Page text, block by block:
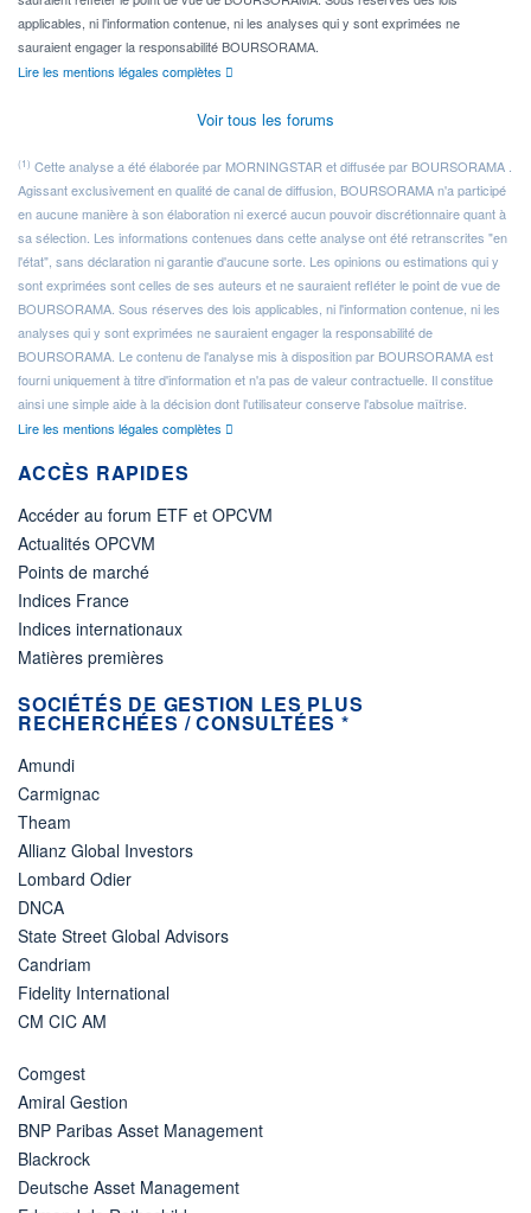
applicables, ni l'information contenue, ni les analyses qui y sont exprimées ne
sauraient engager la responsabilité BOURSORAMA.
Lire les mentions légales complètes
Voir tous les forums
(1) Cette analyse a été élaborée par MORNINGSTAR et diffusée par BOURSORAMA .
Agissant exclusivement en qualité de canal de diffusion, BOURSORAMA n'a participé
en aucune manière à son élaboration ni exercé aucun pouvoir discrétionnaire quant à
sa sélection. Les informations contenues dans cette analyse ont été retranscrites "en
l'état", sans déclaration ni garantie d'aucune sorte. Les opinions ou estimations qui y
sont exprimées sont celles de ses auteurs et ne sauraient refléter le point de vue de
BOURSORAMA. Sous réserves des lois applicables, ni l'information contenue, ni les
analyses qui y sont exprimées ne sauraient engager la responsabilité de
BOURSORAMA. Le contenu de l'analyse mis à disposition par BOURSORAMA est
fourni uniquement à titre d'information et n'a pas de valeur contractuelle. Il constitue
ainsi une simple aide à la décision dont l'utilisateur conserve l'absolue maîtrise.
Lire les mentions légales complètes
ACCÈS RAPIDES
Accéder au forum ETF et OPCVM
Actualités OPCVM
Points de marché
Indices France
Indices internationaux
Matières premières
SOCIÉTÉS DE GESTION LES PLUS
RECHERCHÉES / CONSULTÉES *
Amundi
Carmignac
Theam
Allianz Global Investors
Lombard Odier
DNCA
State Street Global Advisors
Candriam
Fidelity International
CM CIC AM
Comgest
Amiral Gestion
BNP Paribas Asset Management
Blackrock
Deutsche Asset Management